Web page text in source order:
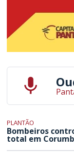
PLANTÃO
Bombeiros
total em